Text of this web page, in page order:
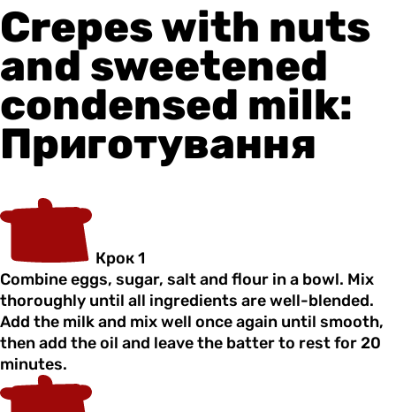
Crepes with nuts
and sweetened
condensed milk:
Приготування
Крок 1
Combine eggs, sugar, salt and flour in a bowl. Mix
thoroughly until all ingredients are well-blended.
Add the milk and mix well once again until smooth,
then add the oil and leave the batter to rest for 20
minutes.